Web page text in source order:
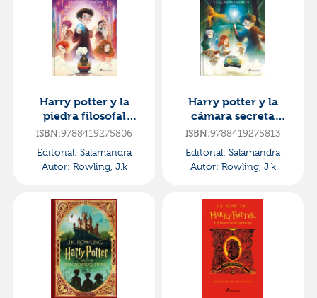
Harry potter y la
piedra filosofal
(harry potter [edición
ISBN:9788419275806
Editorial: Salamandra
Autor: Rowling, J.k
Harry potter y la
cámara secreta
(harry potter [edición
xav
ISBN:9788419275813
Editorial: Salamandra
Autor: Rowling, J.k